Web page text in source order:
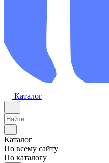
Каталог
Каталог
По всему сайту
По каталогу